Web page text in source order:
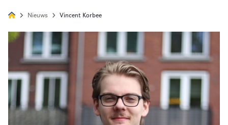
Home
Agenda
Nieuws
Nieuws Vincent Korbee